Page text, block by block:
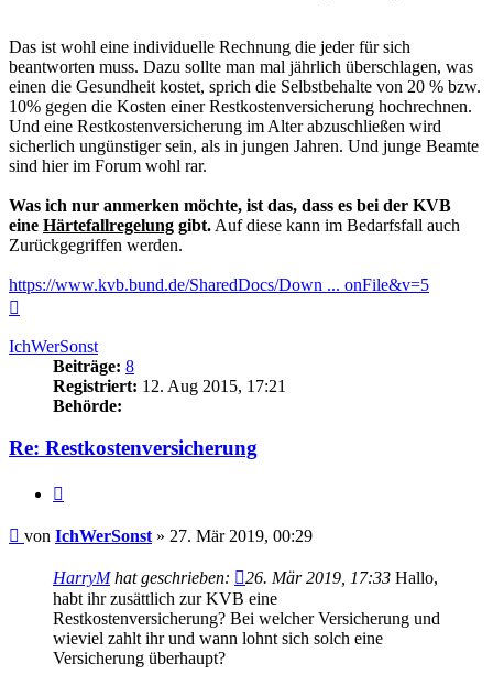
Das ist wohl eine individuelle Rechnung die jeder für sich
beantworten muss. Dazu sollte man mal jährlich überschlagen, was
einen die Gesundheit kostet, sprich die Selbstbehalte von 20 % bzw.
10% gegen die Kosten einer Restkostenversicherung hochrechnen.
Und eine Restkostenversicherung im Alter abzuschließen wird
sicherlich ungünstiger sein, als in jungen Jahren. Und junge Beamte
sind hier im Forum wohl rar.
Was ich nur anmerken möchte, ist das, dass es bei der KVB
eine Härtefallregelung gibt. Auf diese kann im Bedarfsfall auch
Zurückgegriffen werden.
https://www.kvb.bund.de/SharedDocs/Down ... onFile&v=5
IchWerSonst
Beiträge: 8
Registriert: 12. Aug 2015, 17:21
Behörde:
Re: Restkostenversicherung
Beitrag
von IchWerSonst » 27. Mär 2019, 00:29
HarryMhat geschrieben: 26. Mär 2019, 17:33 Hallo,
habt ihr zusättlich zur KVB eine
Restkostenversicherung? Bei welcher Versicherung und
wieviel zahlt ihr und wann lohnt sich solch eine
Versicherung überhaupt?